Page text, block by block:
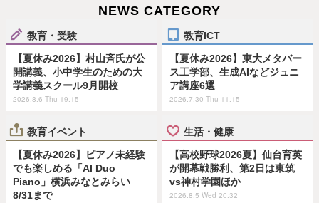
NEWS CATEGORY
教育・受験
【夏休み2026】村山斉氏が公
開講義、小中学生のための大
学講義スクール9月開校
2026.8.6 Thu 19:15
教育ICT
【夏休み2026】東大メタバー
ス工学部、生成AIなどジュニ
ア講座6選
2026.7.30 Thu 11:15
教育イベント
【夏休み2026】ピアノ未経験
でも楽しめる「AI Duo
Piano」横浜みなとみらい
8/31まで
生活・健康
【高校野球2026夏】仙台育英
が開幕戦勝利、第2日は東筑
vs神村学園ほか
2026.8.5 Wed 20:32